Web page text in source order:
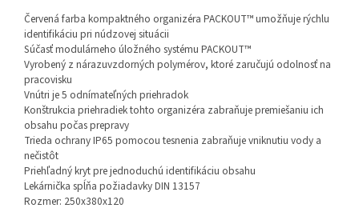
Červená farba kompaktného organizéra PACKOUT™ umožňuje rýchlu
identifikáciu pri núdzovej situácii
Súčasť modulárneho úložného systému PACKOUT™
Vyrobený z nárazuvzdorných polymérov, ktoré zaručujú odolnosť na
pracovisku
Vnútri je 5 odnímateľných priehradok
Konštrukcia priehradiek tohto organizéra zabraňuje premiešaniu ich
obsahu počas prepravy
Trieda ochrany IP65 pomocou tesnenia zabraňuje vniknutiu vody a
nečistôt
Priehľadný kryt pre jednoduchú identifikáciu obsahu
Lekárnička spĺňa požiadavky DIN 13157
Rozmer: 250x380x120